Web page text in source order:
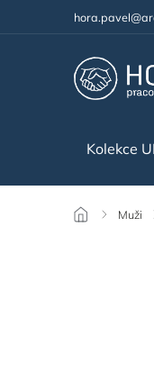
Kolekce
/ Muži